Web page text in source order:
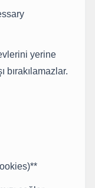
yerine
bırakılamazlar.